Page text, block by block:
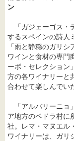
ン
「ガジェーゴス・
するスペインの詩人
「雨と静穏のガリ
ワインと食材の専門
ーボ・セレクション
方の各ワイナリーと
合わせて楽しんでい
「アルバリーニョ
ア地方のベドラ村に
社。レマ・マヌエル
ワイナリーは、ガリ